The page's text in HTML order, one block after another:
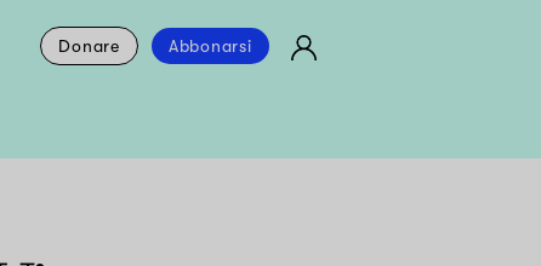
Donare Abbonarsi